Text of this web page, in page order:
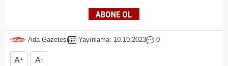
Ada Gazetesi Yayınlama: 10.10.2023 0
A+ A-